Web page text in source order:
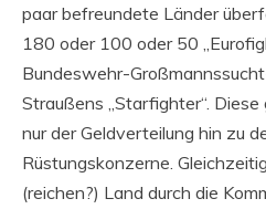
paar befreundete Länder
180 oder 100 oder 50
Bundeswehr-
Straußens „Starfighter“.
nur der Geldverteilung hin zu
Rüstungskonzerne.
(reichen?) Land durch die